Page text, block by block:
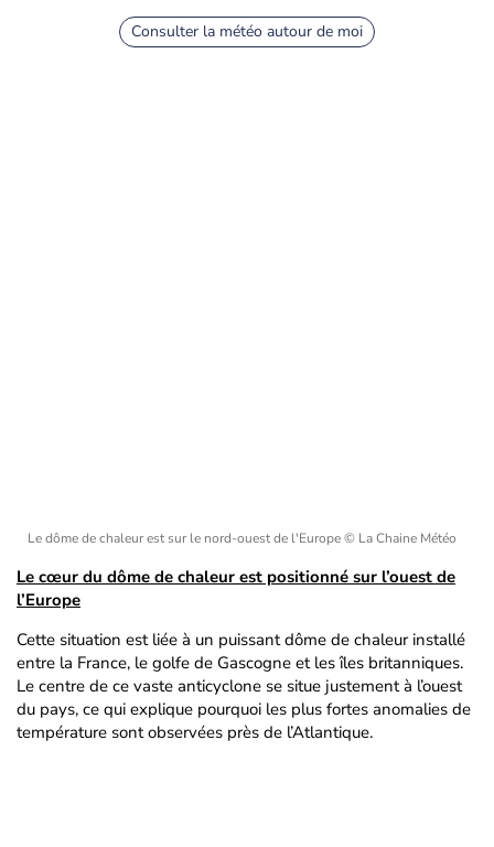
Consulter la météo autour de moi
Le dôme de chaleur est sur le nord-ouest de l'Europe© La Chaine Météo
Le cœur du dôme de chaleur est positionné sur l’ouest de
l’Europe
Cette situation est liée à un puissant dôme de chaleur installé
entre la France, le golfe de Gascogne et les îles britanniques.
Le centre de ce vaste anticyclone se situe justement à l’ouest
du pays, ce qui explique pourquoi les plus fortes anomalies de
température sont observées près de l’Atlantique.